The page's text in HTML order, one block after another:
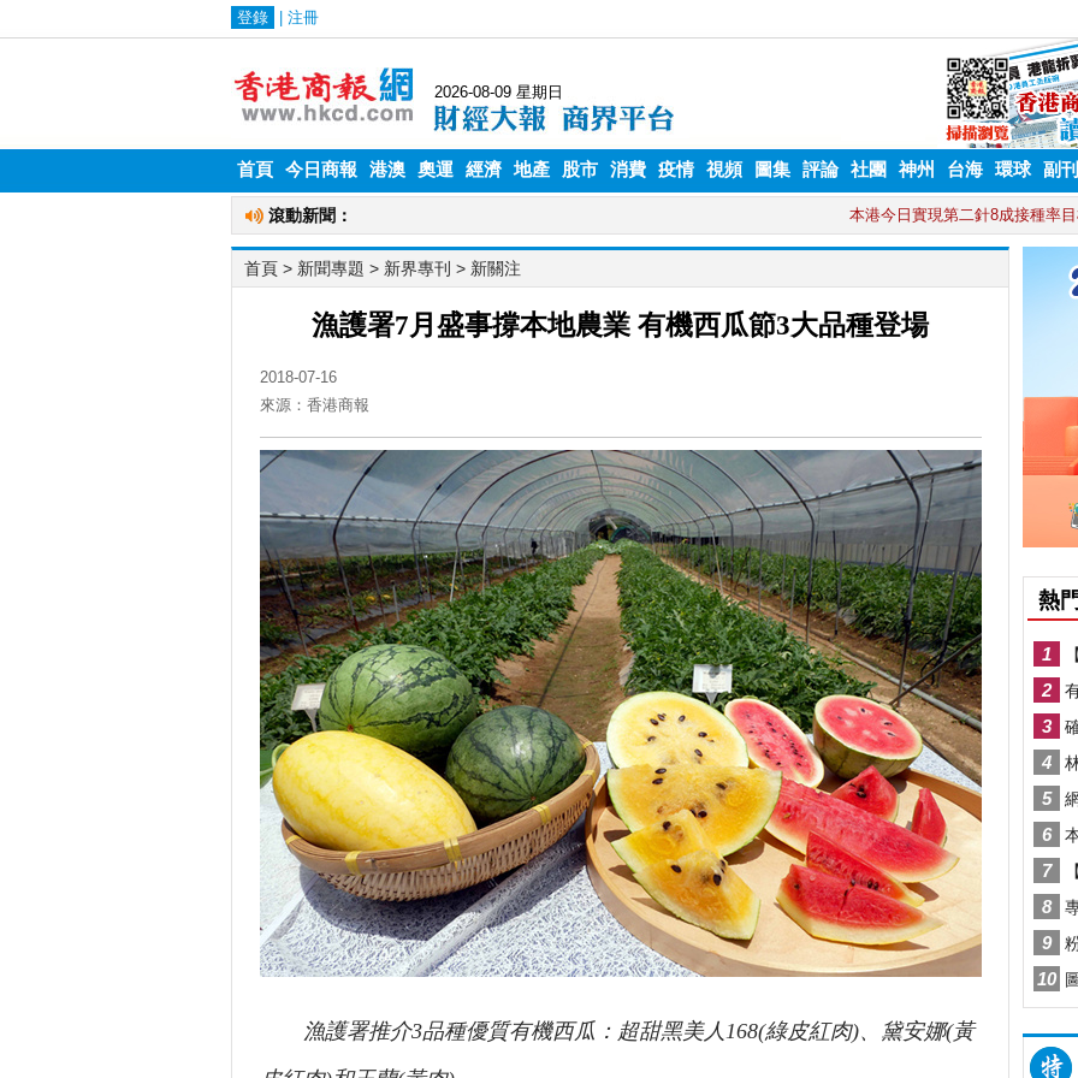
首頁 今日商報 港澳 奧運 經濟 地產 股市 消費 疫情 視頻 圖集 評論 社團 神州 台海 環球 副刊
首頁 > 新聞專題 > 新界專刊 > 新關注
漁護署7月盛事撐本地農業 有機西瓜節3大品種登場
2018-07-16
來源：香港商報
漁護署推介3品種優質有機西瓜：超甜黑美人168(綠皮紅肉)、黛安娜(黃